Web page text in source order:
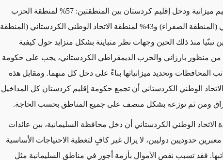
لتفاهم مسبق، يتم تقسيم ميزانية ودخل إقليم كردستان بين المنطقتين: 57% لمنطقة الحزب
الديمقراطي الكردستاني (المنطقة الصفراء) و43% لمنطقة الاتحاد الوطني الكردستاني (المنطقة
تبنّيا منذ ذلك الحين وجهات نظر متباينة بشكل متزايد حول كيفية
منظور بارزاني والحزب الديمقراطي الكردستاني، يجب على حكومة
المحافظات وتحديد ميزانياتها بناءً على دخل كل منهما. ومقابل هذه
والاتحاد الوطني الكردستاني أن تجمع حكومة إقليم كردستان كل المداخيل
ومن ثم توزعه بشكل منصف على جميع المناطق بحسب الحاجة.
الاتحاد الوطني الكردستاني أن دخل محافظة السليمانية، بين عائدات
حدوديين دوليين، لا يزال غير كافٍ لتغطية الاحتياجات الأساسية
فقد تسبب نقص الأموال بأزمة أجور في مناطق السليمانية مثل